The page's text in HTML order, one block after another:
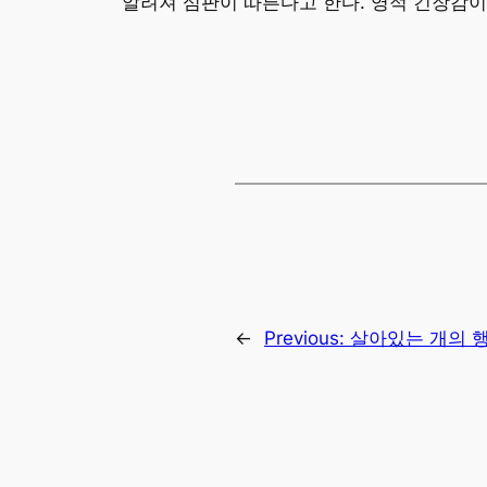
← Previous: 살아있는 개의